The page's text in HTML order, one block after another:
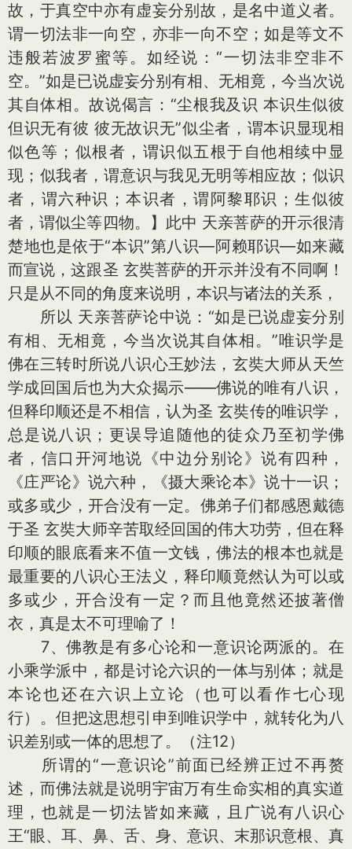
故，于真空中亦有虚妄分别故，是名中道义者。
谓一切法非一向空，亦非一向不空；如是等文不
违般若波罗蜜等。如经说：“一切法非空非不
空。”如是已说虚妄分别有相、无相竟，今当次说
其自体相。故说偈言：“尘根我及识 本识生似彼
但识无有彼 彼无故识无”似尘者，谓本识显现相
似色等；似根者，谓识似五根于自他相续中显
现；似我者，谓意识与我见无明等相应故；似识
者，谓六种识；本识者，谓阿黎耶识；生似彼
者，谓似尘等四物。】此中 天亲菩萨的开示很清
楚地也是依于“本识”第八识—阿赖耶识—如来藏
而宣说，这跟圣 玄奘菩萨的开示并没有不同啊！
只是从不同的角度来说明，本识与诸法的关系，
所以 天亲菩萨论中说：“如是已说虚妄分别
有相、无相竟，今当次说其自体相。”唯识学是
佛在三转时所说八识心王妙法，玄奘大师从天竺
学成回国后也为大众揭示——佛说的唯有八识，
但释印顺还是不相信，认为圣 玄奘传的唯识学，
总是说八识；更误导追随他的徒众乃至初学佛
者，信口开河地说《中边分别论》说有四种，
《庄严论》说六种，《摄大乘论本》说十一识；
或多或少，开合没有一定。佛弟子们都感恩戴德
于圣 玄奘大师辛苦取经回国的伟大功劳，但在释
印顺的眼底看来不值一文钱，佛法的根本也就是
最重要的八识心王法义，释印顺竟然认为可以或
多或少，开合没有一定？而且他竟然还披著僧
衣，真是太不可理喻了！
7、佛教是有多心论和一意识论两派的。在
小乘学派中，都是讨论六识的一体与别体；就是
本论也还在六识上立论（也可以看作七心现
行）。但把这思想引申到唯识学中，就转化为八
识差别或一体的思想了。（注12）
所谓的“一意识论”前面已经辨正过不再赘
述，而佛法就是说明宇宙万有生命实相的真实道
理，也就是一切法皆如来藏，且广说有八识心
王“眼、耳、鼻、舌、身、意识、末那识意根、真